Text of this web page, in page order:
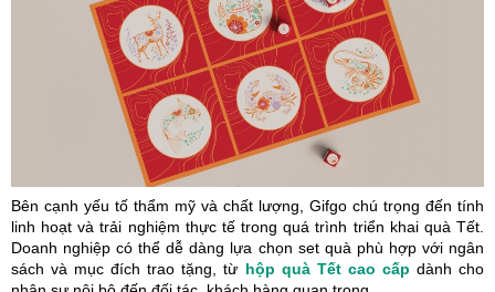
Bên cạnh yếu tố thẩm mỹ và chất lượng, Gifgo chú trọng đến tính
linh hoạt và trải nghiệm thực tế trong quá trình triển khai quà Tết.
Doanh nghiệp có thể dễ dàng lựa chọn set quà phù hợp với ngân
sách và mục đích trao tặng, từ hộp quà Tết cao cấp dành cho